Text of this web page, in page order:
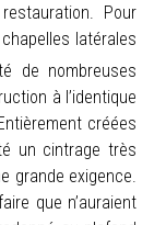
Pour
latérales
de nombreuses
à l’identique
créées
un cintrage très
grande exigence.
que n’auraient